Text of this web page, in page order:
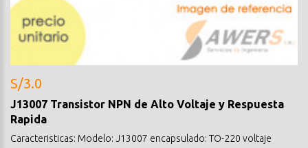
S/3.0
J13007 Transistor NPN de Alto Voltaje y Respuesta
Rapida
Caracteristicas: Modelo: J13007 encapsulado: TO-220 voltaje